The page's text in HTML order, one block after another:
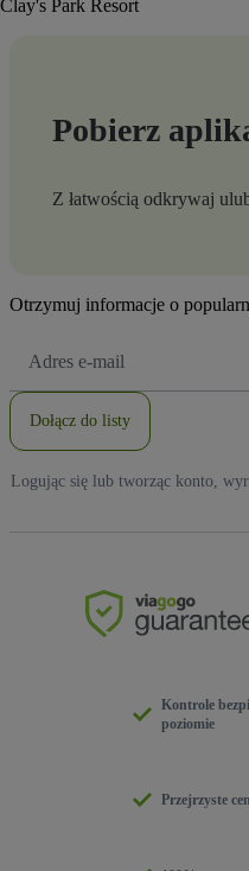
Clay's Park Resort
Pobierz
Z łatwością odkrywaj
Otrzymuj informacje o
e-
Dołącz do listy
Logując się lub tworząc konto,
Kontrole
poziomie
Przejrzyste